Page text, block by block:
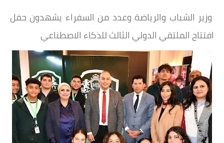
وزير الشباب والرياضة وعدد من السفراء يشهدون حفل
افتتاح الملتقي الدولي الثالث للذكاء الاصطناعي